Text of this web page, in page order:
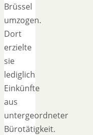
Brüssel
umzogen.
Dort
erzielte
sie
lediglich
Einkünfte
aus
untergeordneter
Bürotätigkeit.